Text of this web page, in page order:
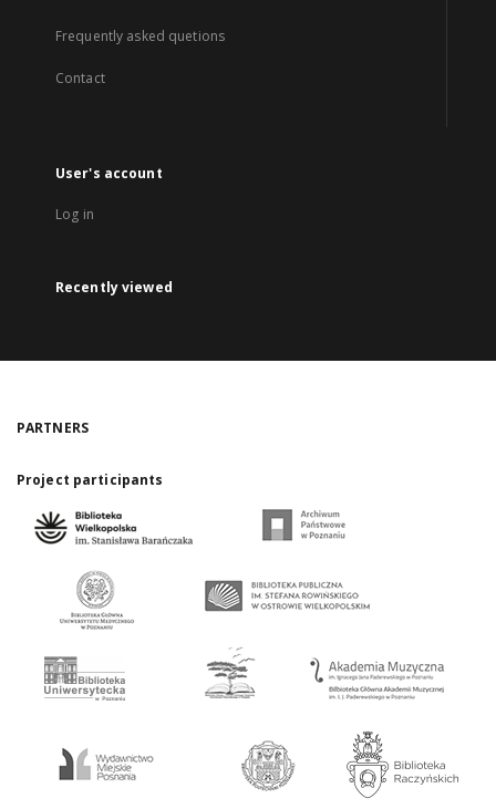
Frequently asked quetions
Contact
User's account
Log in
Recently viewed
PARTNERS
Project participants